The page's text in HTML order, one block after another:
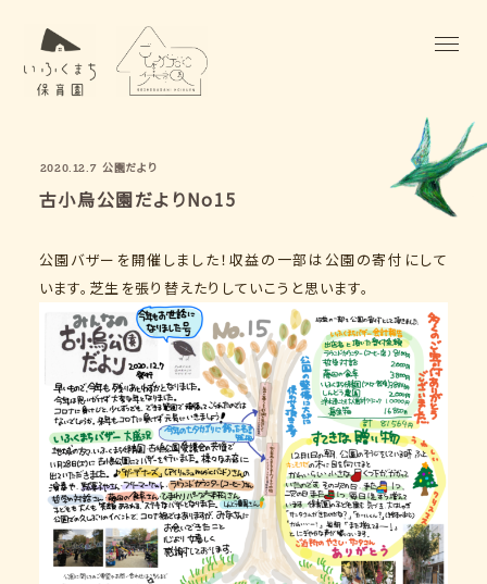
2020.12.7 公園だより
古小烏公園だよりNo15
公園バザーを開催しました！収益の一部は公園の寄付にして
います。芝生を張り替えたりしていこうと思います。